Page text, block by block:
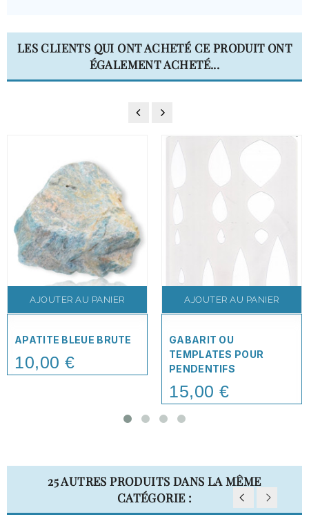
LES CLIENTS QUI ONT ACHETÉ CE PRODUIT ONT
ÉGALEMENT ACHETÉ...
AJOUTER AU PANIER
APATITE BLEUE BRUTE
Price
10,00 €
AJOUTER AU PANIER
GABARIT OU
TEMPLATES POUR
PENDENTIFS
Price
15,00 €
25 AUTRES PRODUITS DANS LA MÊME
CATÉGORIE :